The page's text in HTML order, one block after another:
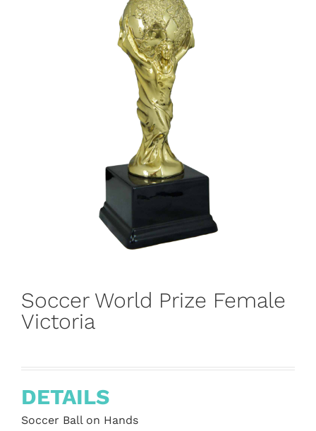
Soccer World Prize Female
Victoria
DETAILS
Soccer Ball on Hands